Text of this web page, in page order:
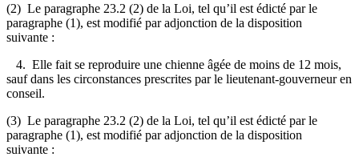
(2) Le paragraphe 23.2 (2) de la Loi, tel qu’il est édicté par le
paragraphe (1), est modifié par adjonction de la disposition
suivante :
4. Elle fait se reproduire une chienne âgée de moins de 12 mois,
sauf dans les circonstances prescrites par le lieutenant-gouverneur en
conseil.
(3) Le paragraphe 23.2 (2) de la Loi, tel qu’il est édicté par le
paragraphe (1), est modifié par adjonction de la disposition
suivante :